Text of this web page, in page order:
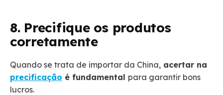
8. Precifique os produtos
corretamente
Quando se trata de importar da China, acertar na
precificação é fundamental para garantir bons
lucros.